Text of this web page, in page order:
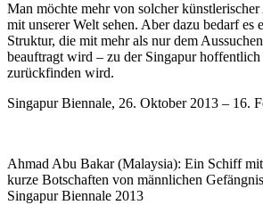
Man möchte mehr von solcher künstlerischer
mit unserer Welt sehen. Aber dazu bedarf es
Struktur, die mit mehr als nur dem
beauftragt wird – zu der Singapur
zurückfinden wird.
Singapur Biennale, 26. Oktober 2013 – 16.
Ahmad Abu Bakar (Malaysia): Ein Schiff
kurze Botschaften von männlichen
Singapur Biennale 2013